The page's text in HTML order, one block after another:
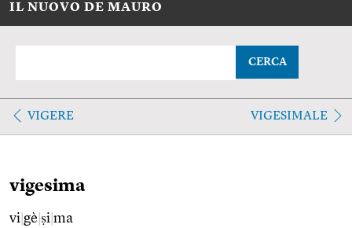
IL NUOVO DE MAURO
CERCA
VIGERE VIGESIMALE
vigesima
vi gè ṣi ma